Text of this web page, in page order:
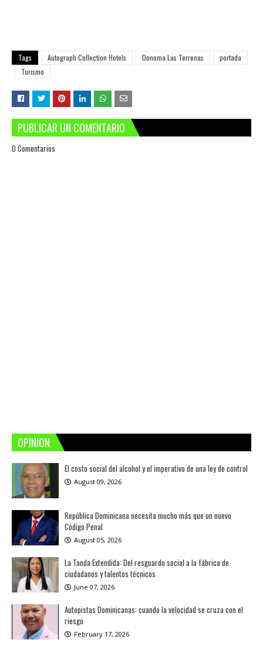
Tags Autograph Collection Hotels Donoma Las Terrenas
portada
Turismo
PUBLICAR UN COMENTARIO
0 Comentarios
OPINION
El costo social del alcohol y el imperativo de una ley de control
August 09, 2026
República Dominicana necesita mucho más que un nuevo
Código Penal
August 05, 2026
La Tanda Extendida: Del resguardo social a la fábrica de
ciudadanos y talentos técnicos
June 07, 2026
Autopistas Dominicanas: cuando la velocidad se cruza con el
riesgo
February 17, 2026